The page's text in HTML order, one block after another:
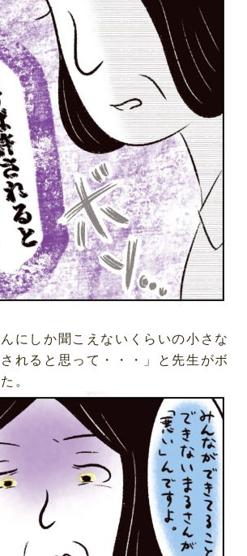
にしか聞こえないくらいの小さな
れると思って・・・」と先生がボ
。